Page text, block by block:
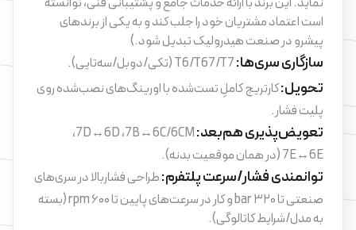
است اعتماد مشتریان خود را جلب کند و به یکی از برندهای
پیشرو در صنعت هیدرولیک تبدیل شود.)
سازگاری سری‌ها:T6/T67/T7 (تکی/دوبل/سه‌تایی).
تحویل:کارتریج کاملِ تست‌شده با اورینگ‌های نصب‌شده روی
پلیت فشار.
تعویض‌پذیری هم‌بعد:
7B↔6C/6CM، ‏7D↔6D،
توانمندی فشار/سرعت پلتفرم:طراحی فشاربالا در سری‌های
صنعتی تا ۳۲۰ bar و کار در سرعت‌های پایین تا ۶۰۰ rpm (بسته
به مدل/شرایط کاتالوگی).